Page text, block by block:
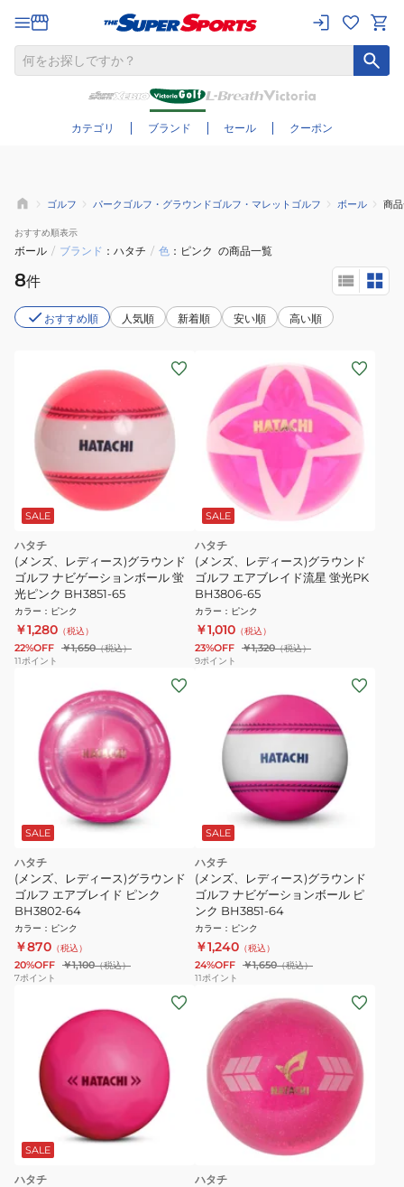
カテゴリ ブランド セール クーポン
さらに絞り込む
ゴルフ パークゴルフ・グラウンドゴルフ・マレットゴルフ ボール 商
おすすめ順表示
ボール / ブランド ハタチ / 色 ピンク の商品一覧
8件
おすすめ順 人気順 新着順 安い順 高い順
SALE
ハタチ
(メンズ、レディース)グラウンド
ゴルフ ナビゲーションボール 蛍
光ピンク BH3851-65
カラー ： ピンク
￥1,280 （税込）
22%OFF ￥1,650（税込）
11ポイント
SALE
ハタチ
(メンズ、レディース)グラウンド
ゴルフ エアブレイド流星 蛍光PK
BH3806-65
カラー ： ピンク
￥1,010 （税込）
23%OFF ￥1,320（税込）
9ポイント
SALE
ハタチ
(メンズ、レディース)グラウンド
ゴルフ エアブレイド ピンク
BH3802-64
カラー ： ピンク
￥870 （税込）
20%OFF ￥1,100（税込）
7ポイント
SALE
ハタチ
(メンズ、レディース)グラウンド
ゴルフ ナビゲーションボール ピ
ンク BH3851-64
カラー ： ピンク
￥1,240 （税込）
24%OFF ￥1,650（税込）
11ポイント
SALE
ハタチ ハタチ